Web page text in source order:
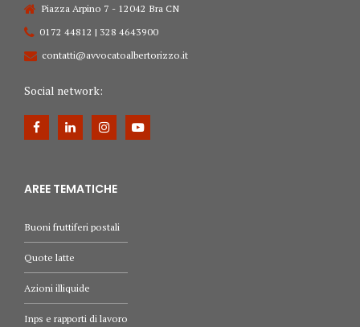
Piazza Arpino 7 - 12042 Bra CN
0172 44812 | 328 4643900
contatti@avvocatoalbertorizzo.it
Social network:
AREE TEMATICHE
Buoni fruttiferi postali
Quote latte
Azioni illiquide
Inps e rapporti di lavoro